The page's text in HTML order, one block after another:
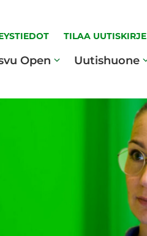
TILAA UUTISKIRJE
Open Uutishuone